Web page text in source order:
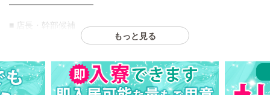
━━━━━━━━━━
■ 店長・幹部候補
・店舗全体の運営管理
・スタッフ育成
・キャスト管理
・営業戦略の立案
もっと見る